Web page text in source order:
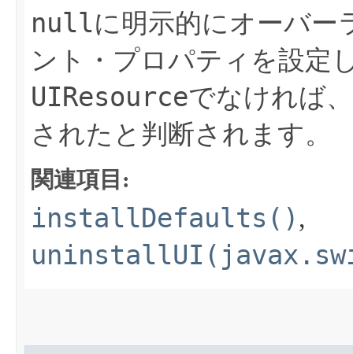
nullに明示的にオーバー
ント・プロパティを設定
UIResourceでなければ
されたと判断されます。
関連項目:
installDefaults() ,